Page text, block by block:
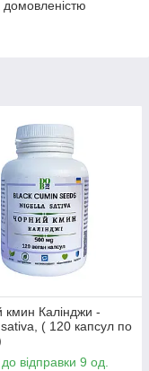
кмин Калінджи -
( 120 капсул по
відправки 9 од.